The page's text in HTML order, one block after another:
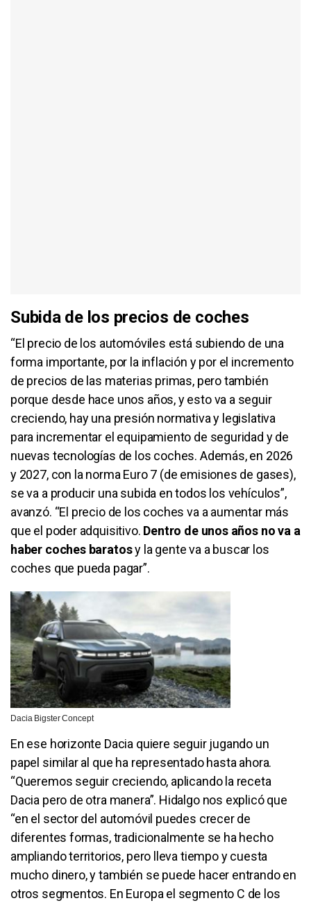
Subida de los precios de coches
“El precio de los automóviles está subiendo de una
forma importante, por la inflación y por el incremento
de precios de las materias primas, pero también
porque desde hace unos años, y esto va a seguir
creciendo, hay una presión normativa y legislativa
para incrementar el equipamiento de seguridad y de
nuevas tecnologías de los coches. Además, en 2026
y 2027, con la norma Euro 7 (de emisiones de gases),
se va a producir una subida en todos los vehículos”,
avanzó. “El precio de los coches va a aumentar más
que el poder adquisitivo. Dentro de unos años no va a
haber coches baratosy la gente va a buscar los
coches que pueda pagar”.
Dacia Bigster Concept
En ese horizonte Dacia quiere seguir jugando un
papel similar al que ha representado hasta ahora.
“Queremos seguir creciendo, aplicando la receta
Dacia pero de otra manera”. Hidalgo nos explicó que
“en el sector del automóvil puedes crecer de
diferentes formas, tradicionalmente se ha hecho
ampliando territorios, pero lleva tiempo y cuesta
mucho dinero, y también se puede hacer entrando en
otros segmentos. En Europa el segmento C de los